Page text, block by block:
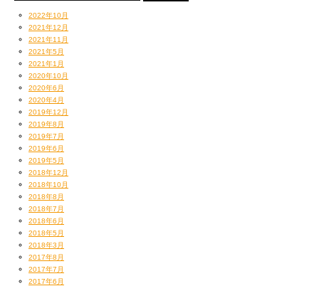
2022年10月
2021年12月
2021年11月
2021年5月
2021年1月
2020年10月
2020年6月
2020年4月
2019年12月
2019年8月
2019年7月
2019年6月
2019年5月
2018年12月
2018年10月
2018年8月
2018年7月
2018年6月
2018年5月
2018年3月
2017年8月
2017年7月
2017年6月